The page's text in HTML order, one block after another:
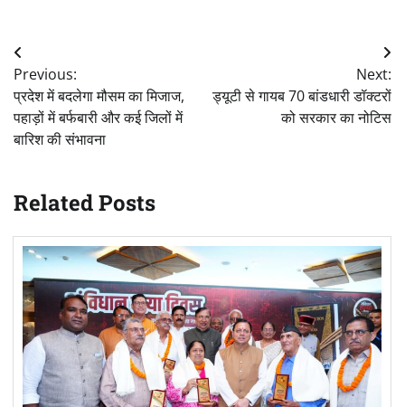
Post
navigation
Previous:
प्रदेश में बदलेगा मौसम का मिजाज,
पहाड़ों में बर्फबारी और कई जिलों में
बारिश की संभावना
Next:
ड्यूटी से गायब 70 बांडधारी डॉक्टरों
को सरकार का नोटिस
Related Posts